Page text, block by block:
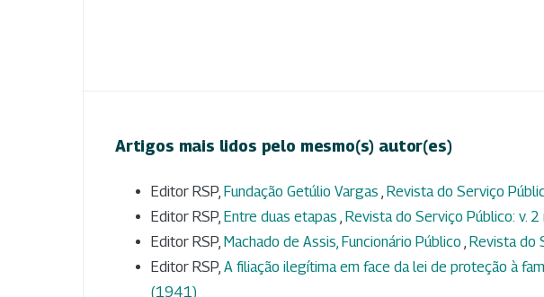
Artigos mais lidos pelo mesmo(s) autor(es)
Editor RSP, Fundação Getúlio Vargas , Revista do Serviço
Editor RSP, Entre duas etapas , Revista do Serviço Público: v.
Editor RSP, Machado de Assis, Funcionário Público , Revista do
Editor RSP, A filiação ilegítima em face da lei de proteção à
(1941)